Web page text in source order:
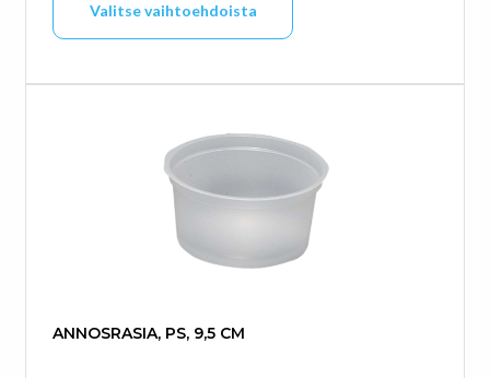
Valitse vaihtoehdoista
ANNOSRASIA, PS, 9,5 CM